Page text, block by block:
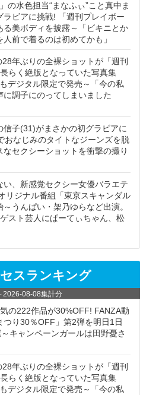
の水色担当“まなふぃ”こと真中ま
ラビアに挑戦! 「週刊プレイボー
る美ボディを披露～「ビキニとか
前で着るのは初めてかも」
年ぶりの全裸ショットが「週刊
らく絶版となっていた写真集
デジタル限定で発売～「今の私
に調子にのってしまいました
信子(31)がまさかの初グラビアに
おなじみのタイトなジーンズを脱
なセクシーショットを衝撃の撮り
い、新感覚セクシー女優バラエテ
リジナル番組「東京スキャンダル
うんぱい・架乃ゆらなど出演。
スト芸人にぱーてぃちゃん、松
スランキング
2026-08-08集計分
の222作品が30%OFF! FANZA動
つり30％OFF」第2弾を明日1日
キャンペーンガールは田野憂さ
年ぶりの全裸ショットが「週刊
らく絶版となっていた写真集
デジタル限定で発売～「今の私